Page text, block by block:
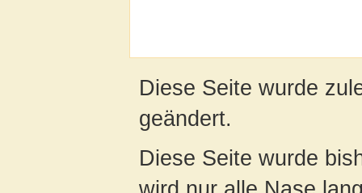
Diese Seite wurde
geändert.
Diese Seite wurde